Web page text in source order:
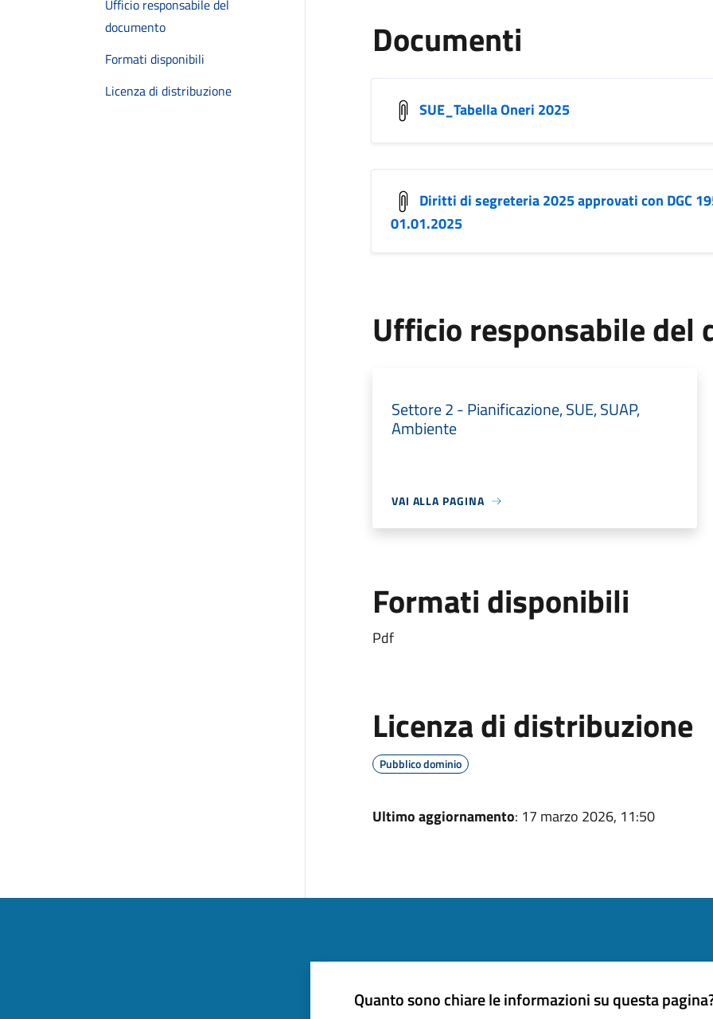
Ufficio responsabile del
documento
Formati disponibili
Licenza di distribuzione
Documenti
SUE_Tabella Oneri 2025
Diritti di segreteria 2025 approvati con DGC
01.01.2025
Ufficio responsabile del
Settore 2 - Pianificazione, SUE, SUAP,
Ambiente
VAI ALLA PAGINA
Formati disponibili
Pdf
Licenza di distribuzione
Pubblico dominio
Ultimo aggiornamento: 17 marzo 2026, 11:50
Quanto sono chiare le informazioni su questa